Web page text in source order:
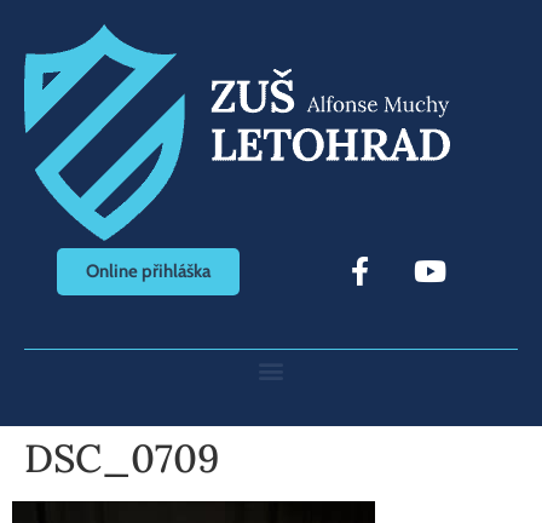
Online přihláška
DSC_0709